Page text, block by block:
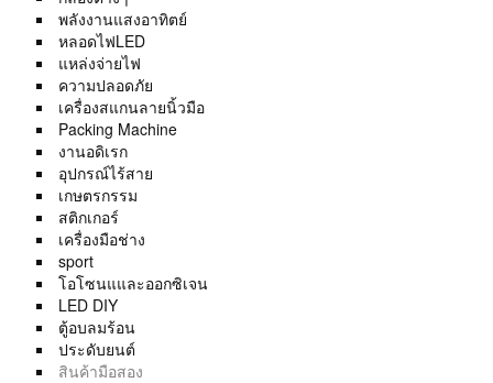
พลังงานแสงอาทิตย์
หลอดไฟLED
แหล่งจ่ายไฟ
ความปลอดภัย
เครื่องสแกนลายนิ้วมือ
Packing Machine
งานอดิเรก
อุปกรณ์ไร้สาย
เกษตรกรรม
สติกเกอร์
เครื่องมือช่าง
sport
โอโซนแและออกซิเจน
LED DIY
ตู้อบลมร้อน
ประดับยนต์
สินค้ามือสอง